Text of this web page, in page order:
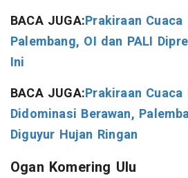
BACA JUGA:Prakiraan Cuaca
Palembang, OI dan PALI
Ini
BACA JUGA:Prakiraan
Didominasi Berawan,
Diguyur Hujan Ringan
Ogan Komering Ulu